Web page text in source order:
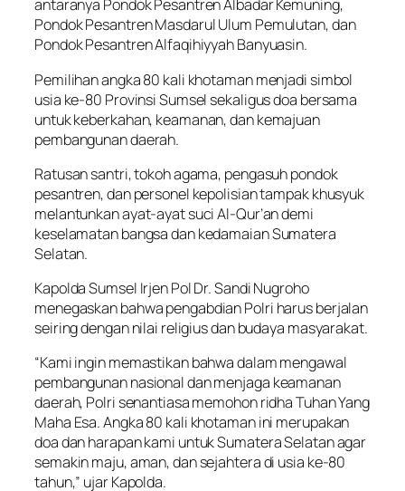
antaranya Pondok Pesantren Albadar Kemuning,
Pondok Pesantren Masdarul Ulum Pemulutan, dan
Pondok Pesantren Alfaqihiyyah Banyuasin.
Pemilihan angka 80 kali khotaman menjadi simbol
usia ke-80 Provinsi Sumsel sekaligus doa bersama
untuk keberkahan, keamanan, dan kemajuan
pembangunan daerah.
Ratusan santri, tokoh agama, pengasuh pondok
pesantren, dan personel kepolisian tampak khusyuk
melantunkan ayat-ayat suci Al-Qur’an demi
keselamatan bangsa dan kedamaian Sumatera
Selatan.
Kapolda Sumsel Irjen Pol Dr. Sandi Nugroho
menegaskan bahwa pengabdian Polri harus berjalan
seiring dengan nilai religius dan budaya masyarakat.
“Kami ingin memastikan bahwa dalam mengawal
pembangunan nasional dan menjaga keamanan
daerah, Polri senantiasa memohon ridha Tuhan Yang
Maha Esa. Angka 80 kali khotaman ini merupakan
doa dan harapan kami untuk Sumatera Selatan agar
semakin maju, aman, dan sejahtera di usia ke-80
tahun,” ujar Kapolda.